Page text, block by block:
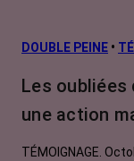
L’après cancer
Traitements
contre le cancer
DOUBLE PEINE •
Les oubliées
une action
TÉMOIGNAGE.